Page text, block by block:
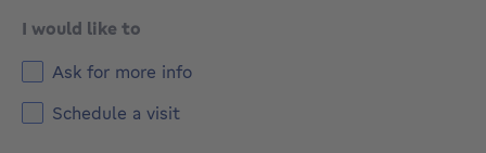
I would like to
Ask for more info
Schedule a visit